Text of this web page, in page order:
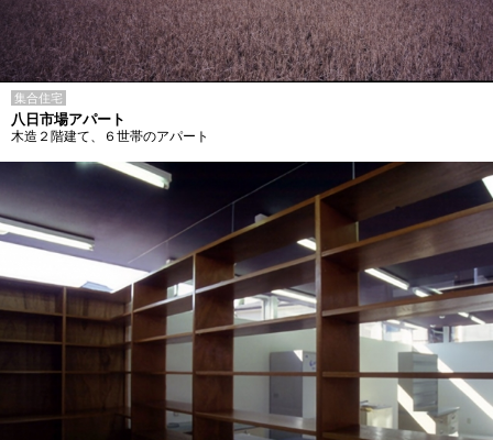
集合住宅
八日市場アパート
木造２階建て、６世帯のアパート